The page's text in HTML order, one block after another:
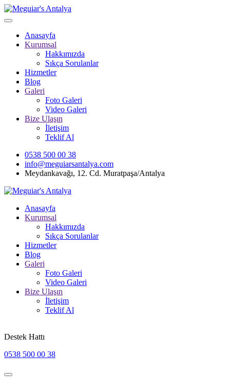
Anasayfa
Kurumsal
Hakkımızda
Sıkça Sorulanlar
Hizmetler
Blog
Galeri
Foto Galeri
Video Galeri
Bize Ulaşın
İletişim
Teklif Al
0538 500 00 38
info@meguiarsantalya.com
Meydankavağı, 12. Cd. Muratpaşa/Antalya
Anasayfa
Kurumsal
Hakkımızda
Sıkça Sorulanlar
Hizmetler
Blog
Galeri
Foto Galeri
Video Galeri
Bize Ulaşın
İletişim
Teklif Al
Destek Hattı
0538 500 00 38